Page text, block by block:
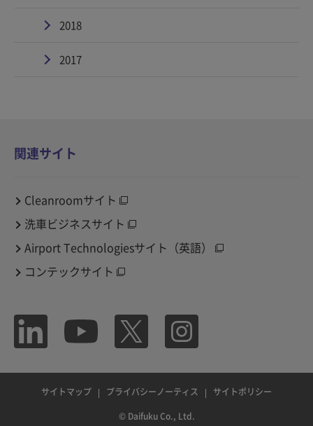
2018
2017
関連サイト
Cleanroomサイト
洗車ビジネスサイト
Airport Technologiesサイト（英語）
コンテックサイト
サイトマップ プライバシーノーティス
サイトポリシー
© Daifuku Co., Ltd.